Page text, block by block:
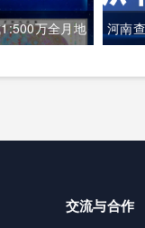
万全月地
河南
交流与合作